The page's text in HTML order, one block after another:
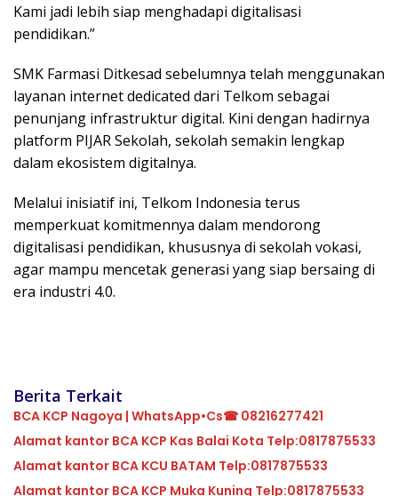
Kami jadi lebih siap menghadapi digitalisasi
pendidikan.”
SMK Farmasi Ditkesad sebelumnya telah menggunakan
layanan internet dedicated dari Telkom sebagai
penunjang infrastruktur digital. Kini dengan hadirnya
platform PIJAR Sekolah, sekolah semakin lengkap
dalam ekosistem digitalnya.
Melalui inisiatif ini, Telkom Indonesia terus
memperkuat komitmennya dalam mendorong
digitalisasi pendidikan, khususnya di sekolah vokasi,
agar mampu mencetak generasi yang siap bersaing di
era industri 4.0.
Berita Terkait
BCA KCP Nagoya | WhatsApp•Cs☎ 08216277421
Alamat kantor BCA KCP Kas Balai Kota Telp:0817875533
Alamat kantor BCA KCU BATAM Telp:0817875533
Alamat kantor BCA KCP Muka Kuning Telp:0817875533